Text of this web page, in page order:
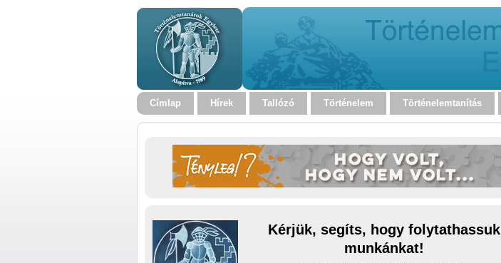
Címlap Hírek Tallózó Történelem Történelemtanítás
Kérjük, segíts, hogy folytathassuk
munkánkat!